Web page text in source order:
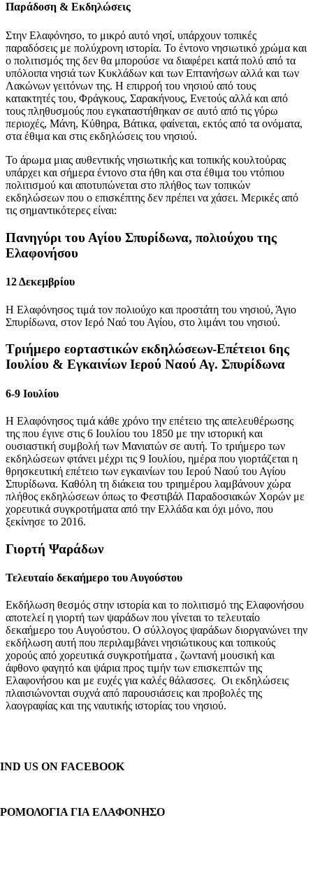
Παράδοση & Εκδηλώσεις
Στην Ελαφόνησο, το μικρό αυτό νησί, υπάρχουν τοπικές
παραδόσεις με πολύχρονη ιστορία. Το έντονο νησιωτικό χρώμα και
ο πολιτισμός της δεν θα μπορούσε να διαφέρει κατά πολύ από τα
υπόλοιπα νησιά των Κυκλάδων και των Επτανήσων αλλά και των
Λακώνων γειτόνων της. Η επιρροή του νησιού από τους
κατακτητές του, Φράγκους, Σαρακήνους, Ενετούς αλλά και από
τους πληθυσμούς που εγκαταστήθηκαν σε αυτό από τις γύρω
περιοχές, Μάνη, Κύθηρα, Βάτικα, φαίνεται, εκτός από τα ονόματα,
στα έθιμα και στις εκδηλώσεις του νησιού.
Το άρωμα μιας αυθεντικής νησιωτικής και τοπικής κουλτούρας
υπάρχει και σήμερα έντονο στα ήθη και στα έθιμα του ντόπιου
πολιτισμού και αποτυπώνεται στο πλήθος των τοπικών
εκδηλώσεων που ο επισκέπτης δεν πρέπει να χάσει. Μερικές από
τις σημαντικότερες είναι:
Πανηγύρι του Αγίου Σπυρίδωνα, πολιούχου της
Ελαφονήσου
12 Δεκεμβρίου
Η Ελαφόνησος τιμά τον πολιούχο και προστάτη του νησιού, Άγιο
Σπυρίδωνα, στoν Ιερό Ναό του Αγίου, στο λιμάνι του νησιού.
Τριήμερο εορταστικών εκδηλώσεων-Επέτειοι 6ης
Ιουλίου & Εγκαινίων Ιερού Ναού Αγ. Σπυρίδωνα
6-9 Ιουλίου
Η Ελαφόνησος τιμά κάθε χρόνο την επέτειο της απελευθέρωσης
της που έγινε στις 6 Ιουλίου του 1850 με την ιστορική και
ουσιαστική συμβολή των Μανιατών σε αυτή. Το τριήμερο των
εκδηλώσεων φτάνει μέχρι τις 9 Ιουλίου, ημέρα που γιορτάζεται η
θρησκευτική επέτειο των εγκαινίων του Ιερού Ναού του Αγίου
Σπυρίδωνα. Καθόλη τη διάκεια του τριημέρου λαμβάνουν χώρα
πλήθος εκδηλώσεων όπως το Φεστιβάλ Παραδοσιακών Χορών με
χορευτικά συγκροτήματα από την Ελλάδα και όχι μόνο, που
ξεκίνησε το 2016.
Γιορτή Ψαράδων
Τελευταίο δεκαήμερο του Αυγούστου
Εκδήλωση θεσμός στην ιστορία και το πολιτισμό της Ελαφονήσου
αποτελεί η γιορτή των ψαράδων που γίνεται το τελευταίο
δεκαήμερο του Αυγούστου. Ο σύλλογος ψαράδων διοργανώνει την
εκδήλωση αυτή που περιλαμβάνει νησιώτικους και τοπικούς
χορούς από χορευτικά συγκροτήματα , ζωντανή μουσική και
άφθονο φαγητό και ψάρια προς τιμήν των επισκεπτών της
Ελαφονήσου και με ευχές για καλές θάλασσες. Οι εκδηλώσεις
πλαισιώνονται συχνά από παρουσιάσεις και προβολές της
λαογραφίας και της ναυτικής ιστορίας του νησιού.
US ON FACEBOOK
ΓΙΑ ΕΛΑΦΌΝΗΣΟ